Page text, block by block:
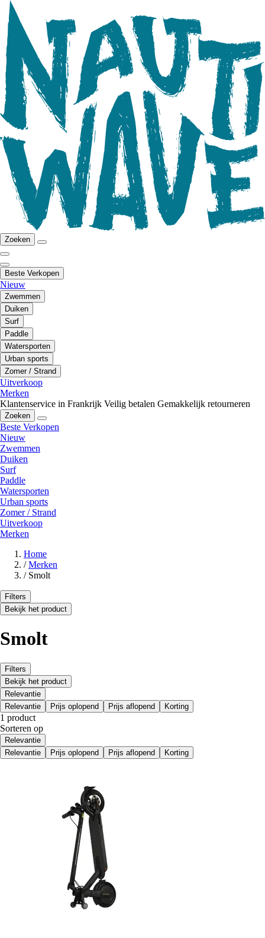
Zoeken
Beste Verkopen
Nieuw
Zwemmen
Duiken
Surf
Paddle
Watersporten
Urban sports
Zomer / Strand
Uitverkoop
Merken
Klantenservice in Frankrijk Veilig betalen Gemakkelijk retourneren
Zoeken
Beste Verkopen
Nieuw
Zwemmen
Duiken
Surf
Paddle
Watersporten
Urban sports
Zomer / Strand
Uitverkoop
Merken
Home
/ Merken
/ Smolt
Filters
Bekijk het product
Smolt
Filters
Bekijk het product
Relevantie
Relevantie
Prijs oplopend Prijs aflopend Korting
1 product
Sorteren op
Relevantie
Relevantie
Prijs oplopend Prijs aflopend Korting